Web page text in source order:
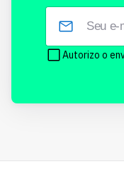
Autorizo o